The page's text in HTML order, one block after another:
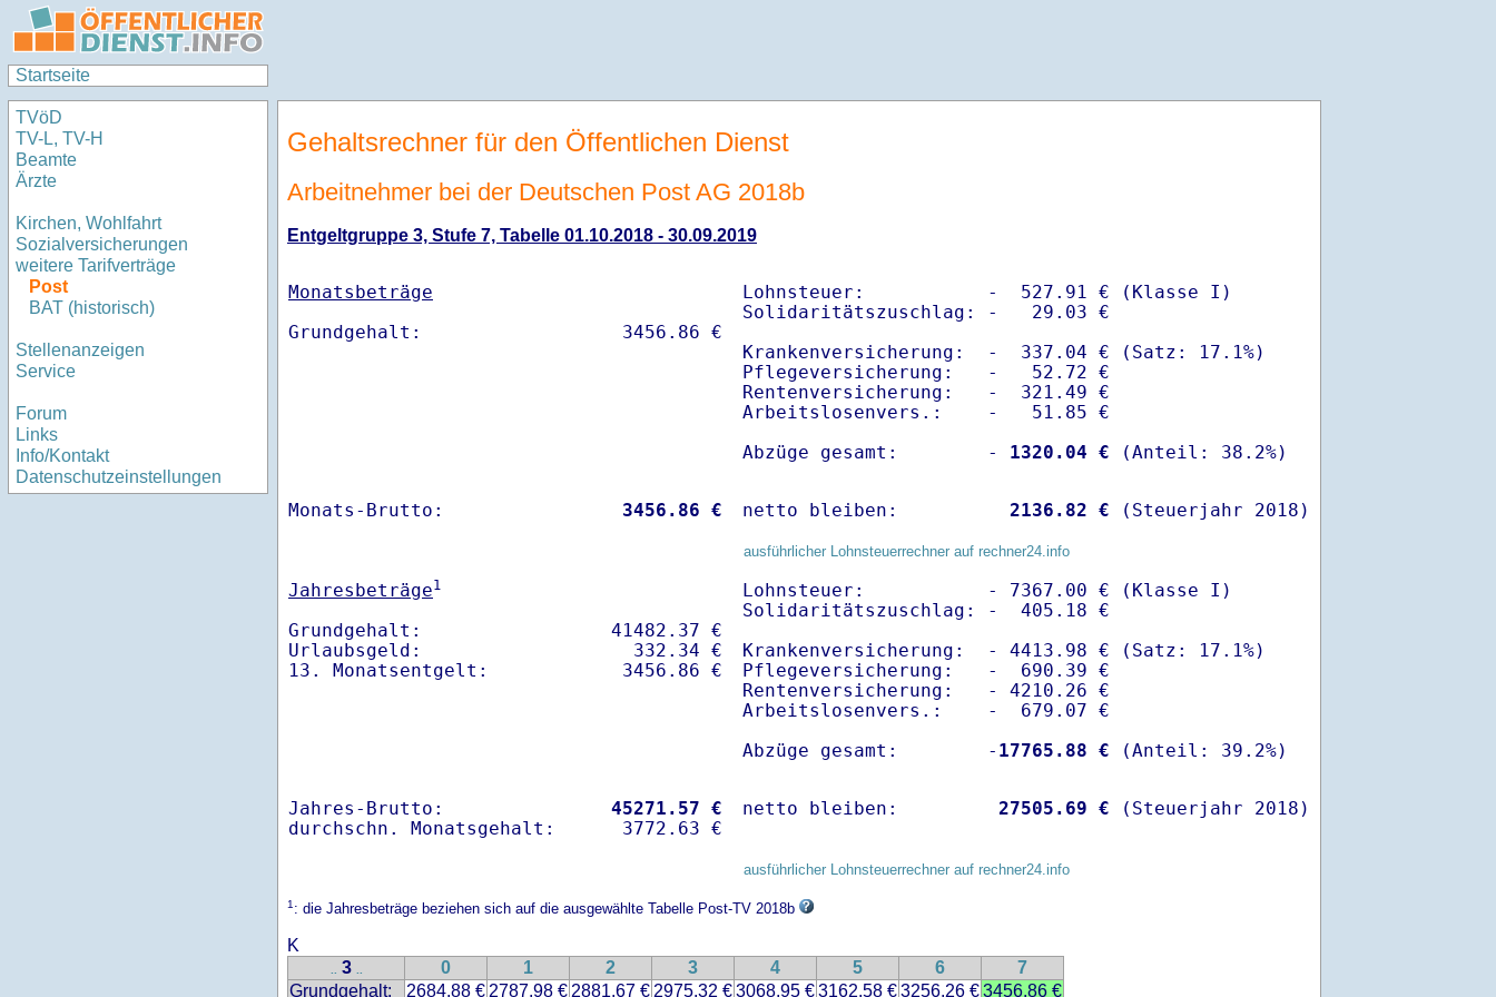
Startseite
TVöD
TV-L, TV-H
Beamte
Ärzte
Kirchen, Wohlfahrt
Sozialversicherungen
weitere Tarifverträge
Post
BAT (historisch)
Stellenanzeigen
Service
Forum
Links
Info/Kontakt
Datenschutzeinstellungen
Gehaltsrechner für den Öffentlichen Dienst
Arbeitnehmer bei der Deutschen Post AG 2018b
Entgeltgruppe 3, Stufe 7, Tabelle 01.10.2018 - 30.09.2019
Monatsbeträge
Lohnsteuer:           -  527.91 € (Klasse I)
Solidaritätszuschlag: -   29.03 €
Krankenversicherung:  -  337.04 € (Satz: 17.1%)
Pflegeversicherung:   -   52.72 €
Rentenversicherung:   -  321.49 €
Arbeitslosenvers.:    -   51.85 €
Abzüge gesamt:        -
1320.04 €
Monats-Brutto: 3456.86 € netto bleiben: 2136.82 € (Steuerjahr 2018)
ausführlicher Lohnsteuerrechner auf rechner24.info
Jahresbeträge1
Grundgehalt:                 41482.37 €
Urlaubsgeld:                   332.34 €
Lohnsteuer:           - 7367.00 € (Klasse I)
Solidaritätszuschlag: -  405.18 €
Krankenversicherung:  - 4413.98 € (Satz: 17.1%)
Pflegeversicherung:   -  690.39 €
Rentenversicherung:   - 4210.26 €
Arbeitslosenvers.:    -  679.07 €
Abzüge gesamt:        - 17765.88 €
Jahres-Brutto: 45271.57 €
netto bleiben: 27505.69 € (Steuerjahr 2018)
ausführlicher Lohnsteuerrechner auf rechner24.info
1: die Jahresbeträge beziehen sich auf die ausgewählte Tabelle Post-TV 2018b
K
.. 3 .. 0 1 2 3 4 5 6
7
Grundgehalt:
2684.88 € 2787.98 € 2881.67 € 2975.32 €3068.95 €3162.58 €3256.26 €3456.86 €